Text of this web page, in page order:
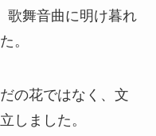
歌舞音曲に明け暮れ
。
の花ではなく、文
しました。